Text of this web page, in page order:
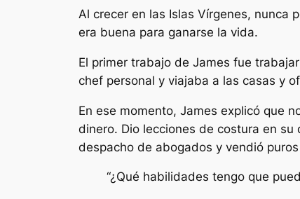
Al crecer en las Islas Vírgenes, nunca
era buena para ganarse la vida.
El primer trabajo de James fue
chef personal y viajaba a las casas y
En ese momento, James explicó que
dinero. Dio lecciones de costura en
despacho de abogados y vendió
“¿Qué habilidades tengo que